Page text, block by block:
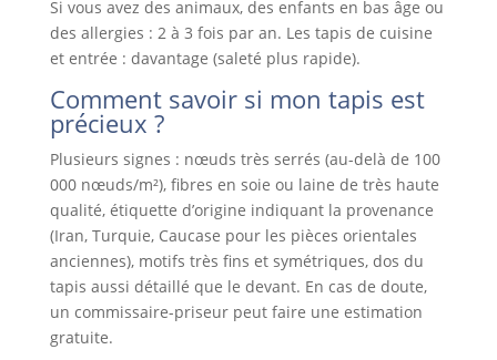
Si vous avez des animaux, des enfants en bas âge ou
des allergies : 2 à 3 fois par an. Les tapis de cuisine
et entrée : davantage (saleté plus rapide).
Comment savoir si mon tapis est
précieux ?
Plusieurs signes : nœuds très serrés (au-delà de 100
000 nœuds/m²), fibres en soie ou laine de très haute
qualité, étiquette d’origine indiquant la provenance
(Iran, Turquie, Caucase pour les pièces orientales
anciennes), motifs très fins et symétriques, dos du
tapis aussi détaillé que le devant. En cas de doute,
un commissaire-priseur peut faire une estimation
gratuite.